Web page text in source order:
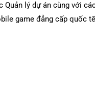
lý dự án cùng với
game đẳng cấp quốc